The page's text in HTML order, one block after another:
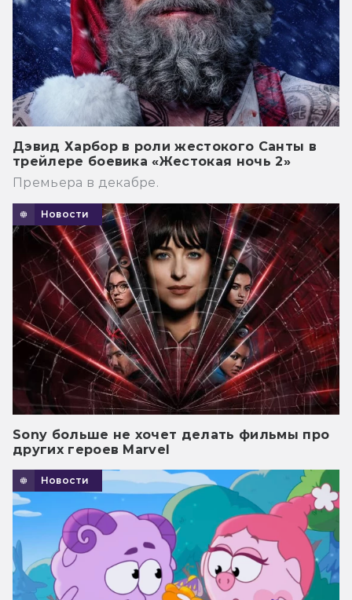
Дэвид Харбор в роли жестокого Санты в
трейлере боевика «Жестокая ночь 2»
Премьера в декабре.
Новости
Sony больше не хочет делать фильмы про
других героев Marvel
Новости